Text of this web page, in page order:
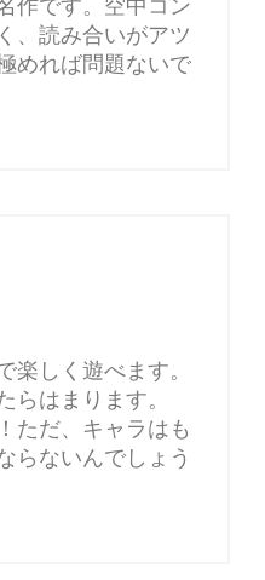
作です。空中コン
、読み合いがアツ
めれば問題ないで
しく遊べます。
はまります。
ただ、キャラはも
らないんでしょう